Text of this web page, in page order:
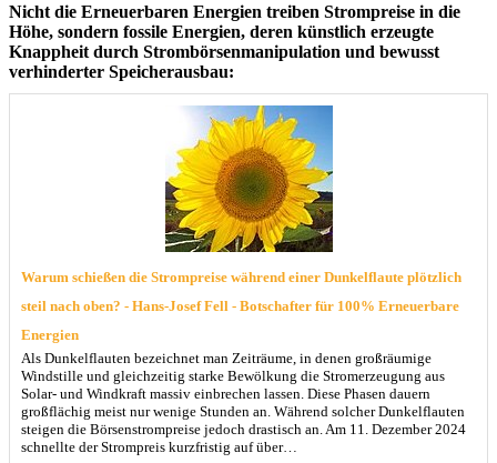
Nicht die Erneuerbaren Energien treiben Strompreise in die
Höhe, sondern fossile Energien, deren künstlich erzeugte
Knappheit durch Strombörsenmanipulation und bewusst
verhinderter Speicherausbau:
Warum schießen die Strompreise während einer Dunkelflaute plötzlich
steil nach oben? - Hans-Josef Fell - Botschafter für 100% Erneuerbare
Energien
Als Dunkelflauten bezeichnet man Zeiträume, in denen großräumige
Windstille und gleichzeitig starke Bewölkung die Stromerzeugung aus
Solar- und Windkraft massiv einbrechen lassen. Diese Phasen dauern
großflächig meist nur wenige Stunden an. Während solcher Dunkelflauten
steigen die Börsenstrompreise jedoch drastisch an. Am 11. Dezember 2024
schnellte der Strompreis kurzfristig auf über…